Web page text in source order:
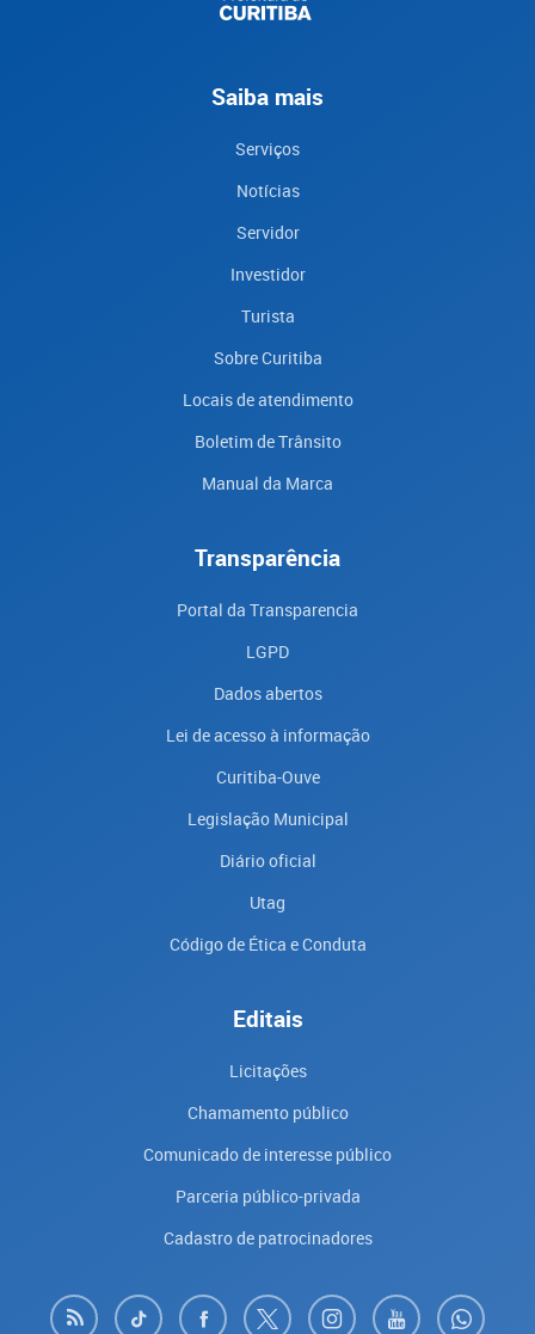
Saiba mais
Serviços
Notícias
Servidor
Investidor
Turista
Sobre Curitiba
Locais de atendimento
Boletim de Trânsito
Manual da Marca
Transparência
Portal da Transparencia
LGPD
Dados abertos
Lei de acesso à informação
Curitiba-Ouve
Legislação Municipal
Diário oficial
Utag
Código de Ética e Conduta
Editais
Licitações
Chamamento público
Comunicado de interesse público
Parceria público-privada
Cadastro de patrocinadores